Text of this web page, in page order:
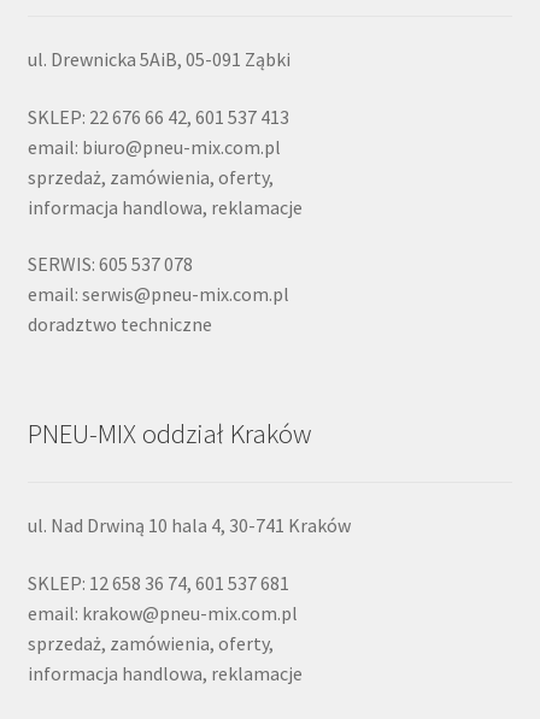
ul. Drewnicka 5AiB, 05-091 Ząbki
SKLEP: 22 676 66 42, 601 537 413
email: biuro@pneu-mix.com.pl
sprzedaż, zamówienia, oferty,
informacja handlowa, reklamacje
SERWIS: 605 537 078
email: serwis@pneu-mix.com.pl
doradztwo techniczne
PNEU-MIX oddział Kraków
ul. Nad Drwiną 10 hala 4, 30-741 Kraków
SKLEP: 12 658 36 74, 601 537 681
email: krakow@pneu-mix.com.pl
sprzedaż, zamówienia, oferty,
informacja handlowa, reklamacje